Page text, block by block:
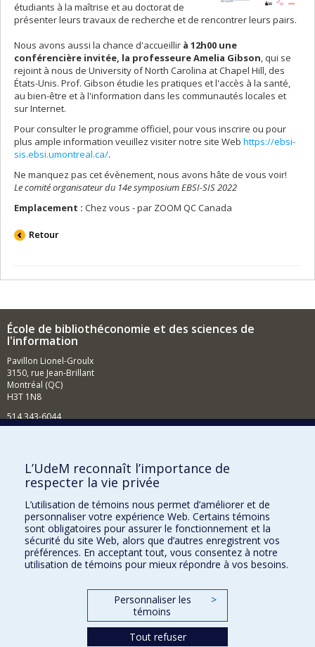
étudiants à la maîtrise et au doctorat de
présenter leurs travaux de recherche et de rencontrer leurs pairs.
Nous avons aussi la chance d'accueillir à 12h00 une
conférencière invitée, la professeure Amelia Gibson, qui se
rejoint à nous de University of North Carolina at Chapel Hill, des
États-Unis. Prof. Gibson étudie les pratiques et l'accès à la santé,
au bien-être et à l'information dans les communautés locales et
sur Internet.
Pour consulter le programme officiel, pour vous inscrire ou pour
plus ample information veuillez visiter notre site Web https://ebsi-
sis.ebsi.umontreal.ca/.
Ne manquez pas cet évènement, nous avons hâte de vous voir!
Le comité organisateur du 14e symposium EBSI-SIS 2022
Emplacement : Chez vous - par ZOOM QC Canada
Retour
École de bibliothéconomie et des sciences de
l'information
Pavillon Lionel-Groulx
3150, rue Jean-Brillant
Montréal (QC)
H3T 1N8
514 343-6044
Comment soutenir l'École?
BESOIN D'AIDE?
Plan du site
Signaler une erreur
Accessibilité
FACULTÉ DES ARTS ET DES SCIENCES
Nos départements et écoles
L’UdeM reconnaît l’importance de
respecter la vie privée
L’utilisation de témoins nous permet d’améliorer et de
personnaliser votre expérience Web. Certains témoins
sont obligatoires pour assurer le fonctionnement et la
sécurité du site Web, alors que d’autres enregistrent vos
préférences. En acceptant tout, vous consentez à notre
utilisation de témoins pour mieux répondre à vos besoins.
Personnaliser les
témoins
>
Tout refuser